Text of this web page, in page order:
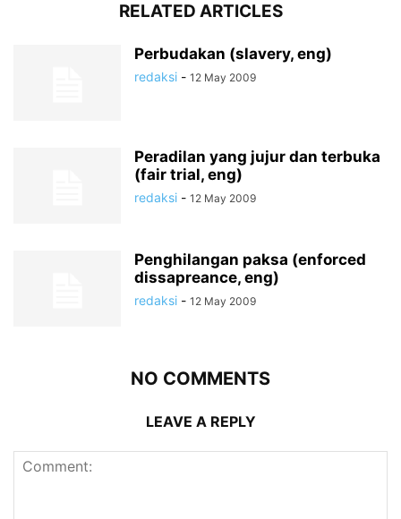
RELATED ARTICLES
Perbudakan (slavery, eng)
redaksi - 12 May 2009
Peradilan yang jujur dan terbuka
(fair trial, eng)
redaksi - 12 May 2009
Penghilangan paksa (enforced
dissapreance, eng)
redaksi - 12 May 2009
NO COMMENTS
LEAVE A REPLY